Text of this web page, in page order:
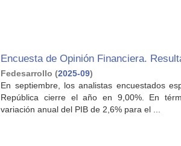
Encuesta de Opinión Financiera.
Fedesarrollo (2025-09)
En septiembre, los analistas encuestados
República cierre el año en 9,00%. En
variación anual del PIB de 2,6% para el ...